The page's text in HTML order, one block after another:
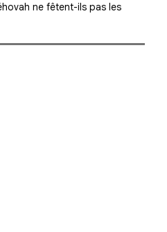
ne fêtent-ils pas les